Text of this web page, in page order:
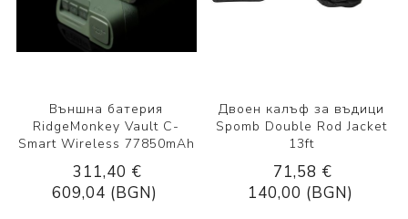
Външна батерия
RidgeMonkey Vault C-
Smart Wireless 77850mAh
311,40 €
609,04 (BGN)
Двоен калъф за въдици
Spomb Double Rod Jacket
13ft
71,58 €
140,00 (BGN)